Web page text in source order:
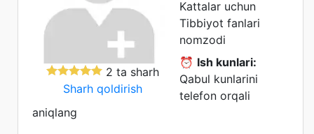
2 ta sharh
Sharh qoldirish
Kattalar uchun
Tibbiyot fanlari
nomzodi
⏰ Ish kunlari:
Qabul kunlarini
telefon orqali
aniqlang